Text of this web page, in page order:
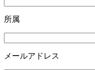
所属
メールアドレス